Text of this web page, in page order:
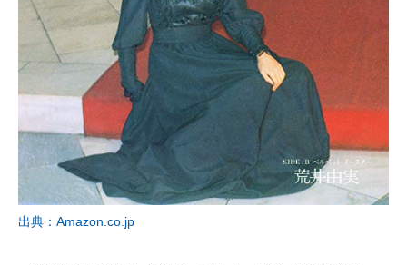
出典：Amazon.co.jp